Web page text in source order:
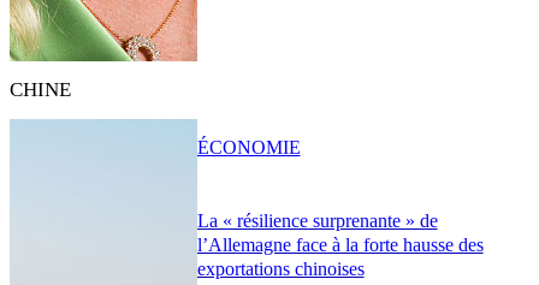
CHINE
La « résilience surprenante » de
l’Allemagne face à la forte hausse des
exportations chinoises
ÉCONOMIE